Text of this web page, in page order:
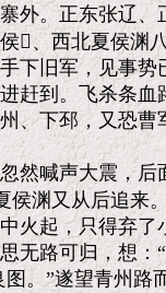
外。正东张辽
、西北夏侯渊
下旧军，见事
赶到。飞杀条
、下邳，又恐
喊声大震，后
侯渊又从后追来
火起，只得弃
无路可归，想：
。”遂望青州路